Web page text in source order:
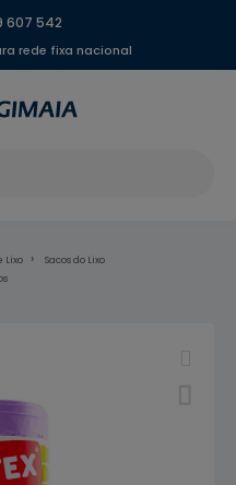
607 542
rede fixa nacional
Lixo
Sacos do Lixo